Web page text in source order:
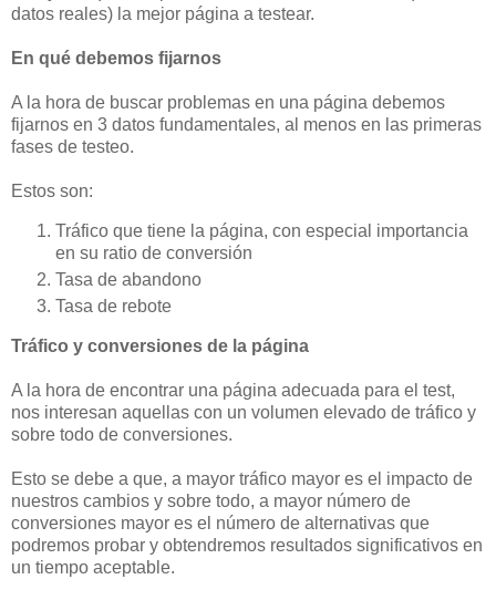
datos reales) la mejor página a testear.
En qué debemos fijarnos
A la hora de buscar problemas en una página debemos
fijarnos en 3 datos fundamentales, al menos en las primeras
fases de testeo.
Estos son:
Tráfico que tiene la página, con especial importancia
en su ratio de conversión
Tasa de abandono
Tasa de rebote
Tráfico y conversiones de la página
A la hora de encontrar una página adecuada para el test,
nos interesan aquellas con un volumen elevado de tráfico y
sobre todo de conversiones.
Esto se debe a que, a mayor tráfico mayor es el impacto de
nuestros cambios y sobre todo, a mayor número de
conversiones mayor es el número de alternativas que
podremos probar y obtendremos resultados significativos en
un tiempo aceptable.